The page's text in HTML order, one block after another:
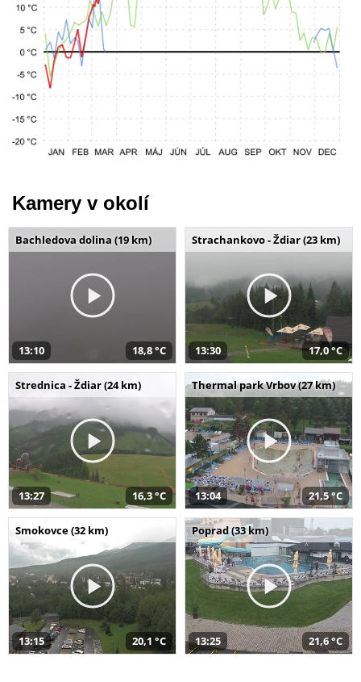
Kamery v okolí
Bachledova dolina (19 km)
13:10 18,8 °C
Strachankovo - Ždiar (23 km)
13:30 17,0 °C
Strednica - Ždiar (24 km)
13:27 16,3 °C
Thermal park Vrbov (27 km)
13:04 21,5 °C
Smokovce (32 km)
13:15 20,1 °C
Poprad (33 km)
13:25 21,6 °C